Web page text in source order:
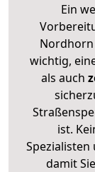
Ein
wichtig,
als auch
ist.
damit